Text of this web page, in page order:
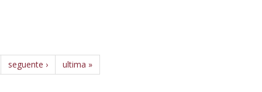
seguente › ultima »